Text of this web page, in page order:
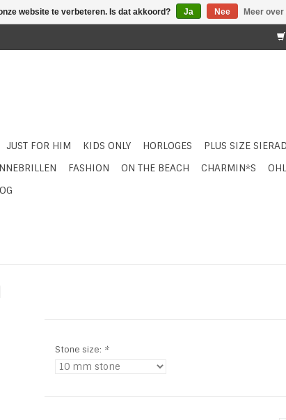
JUST FOR HIM KIDS ONLY HORLOGES PLUS SIZE
FASHION ON THE BEACH CHARMIN*S
Stone size: *
website te verbeteren. Is dat akkoord? Ja Nee Meer